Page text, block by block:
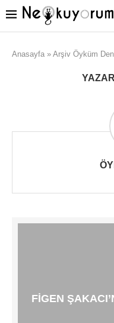
Anasayfa » Arşiv Öyküm
YAZAR
FIGEN